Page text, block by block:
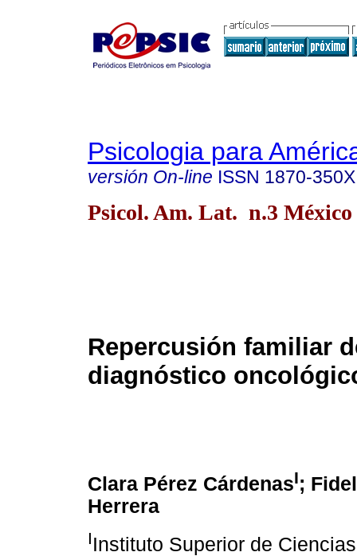
Psicologia para
versión On-line ISSN 1870-350X
Psicol. Am. Lat. n.3 México
Repercusión familiar
diagnóstico
Clara Pérez CárdenasI;
Herrera
IInstituto Superior de